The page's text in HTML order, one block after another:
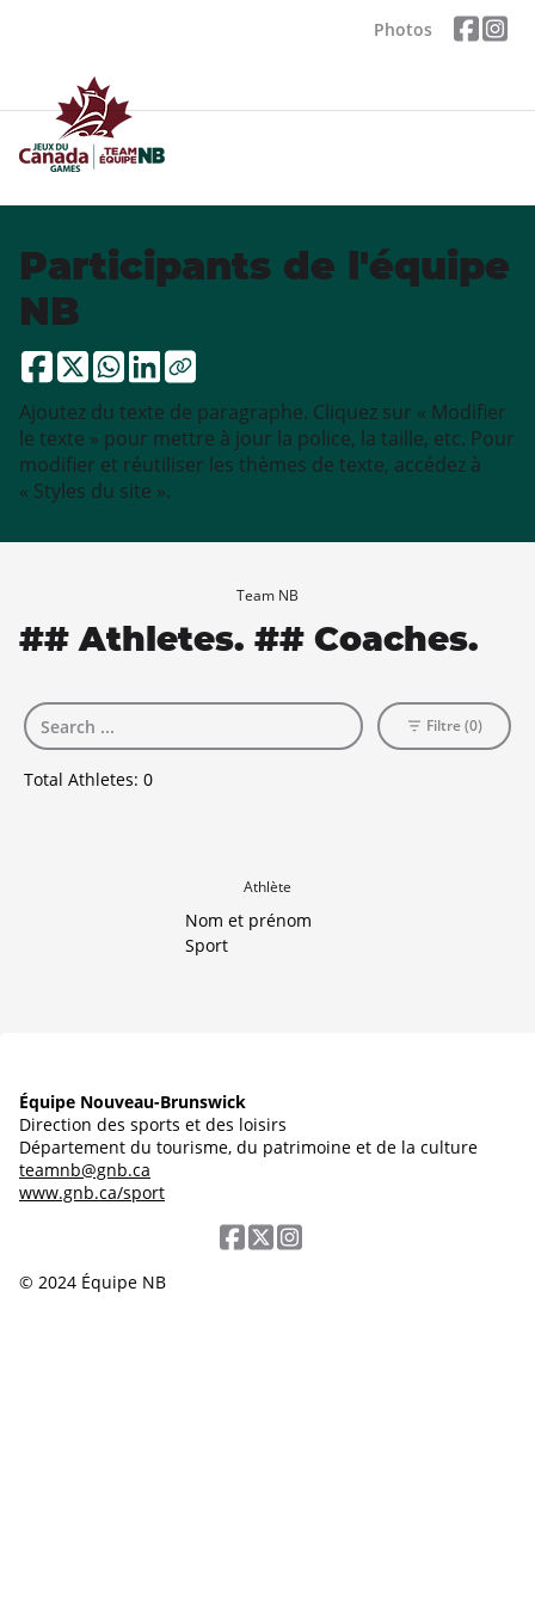
Photos
Participants de l'équipe
NB
Ajoutez du texte de paragraphe. Cliquez sur « Modifier
le texte » pour mettre à jour la police, la taille, etc. Pour
modifier et réutiliser les thèmes de texte, accédez à
« Styles du site ».
Team NB
## Athletes. ## Coaches.
Total Athletes: 0
Filtre (0)
Athlète
Nom et prénom
Sport
Équipe Nouveau-Brunswick
Direction des sports et des loisirs
Département du tourisme, du patrimoine et de la culture
teamnb@gnb.ca
www.gnb.ca/sport
© 2024 Équipe NB